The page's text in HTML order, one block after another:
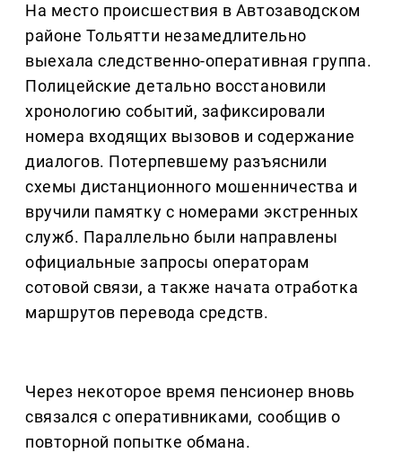
На место происшествия в Автозаводском
районе Тольятти незамедлительно
выехала следственно-оперативная группа.
Полицейские детально восстановили
хронологию событий, зафиксировали
номера входящих вызовов и содержание
диалогов. Потерпевшему разъяснили
схемы дистанционного мошенничества и
вручили памятку с номерами экстренных
служб. Параллельно были направлены
официальные запросы операторам
сотовой связи, а также начата отработка
маршрутов перевода средств.
Через некоторое время пенсионер вновь
связался с оперативниками, сообщив о
повторной попытке обмана.